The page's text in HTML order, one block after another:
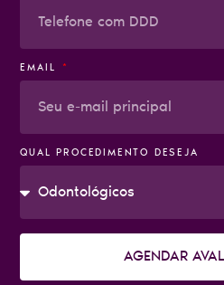
EMAIL
QUAL PROCEDIMENTO DESEJA
AGENDAR